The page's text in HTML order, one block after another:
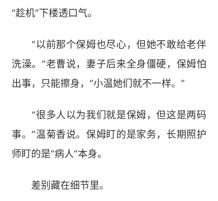
“趁机”下楼透口气。
“以前那个保姆也尽心，但她不敢给老伴
洗澡。”老曹说，妻子后来全身僵硬，保姆怕
出事，只能擦身，“小温她们就不一样。”
“很多人以为我们就是保姆，但这是两码
事。”温菊香说。保姆盯的是家务，长期照护
师盯的是“病人”本身。
差别藏在细节里。